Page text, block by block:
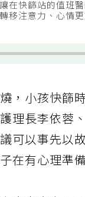
在快篩站的值班
移注意力、心情更
，小孩快篩
理長李依蓉
可以事先以
在有心理準